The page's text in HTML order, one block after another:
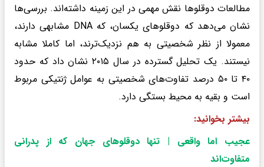
مطالعات دوقلوها نقش مهمی در این زمینه داشته‌اند. بررسی‌ها
نشان می‌دهد که دوقلوهای یکسان، که DNA مشابهی دارند،
معمولا از نظر شخصیتی به هم نزدیک‌ترند، اما کاملا مشابه
نیستند. یک تحلیل گسترده در سال ۲۰۱۵ نشان داد که حدود
۴۰ تا ۵۰ درصد تفاوت‌های شخصیتی به عوامل ژنتیکی مربوط
است و بقیه به محیط بستگی دارد.
بیشتر بخوانید:
عجیب اما واقعی | تنها دوقلوهای جهان که از پدرانی
متفاوت‌اند